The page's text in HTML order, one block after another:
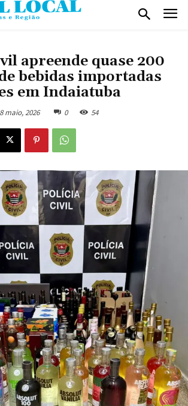
apreende quase 200
bebidas importadas
em Indaiatuba
maio, 2026 0 54